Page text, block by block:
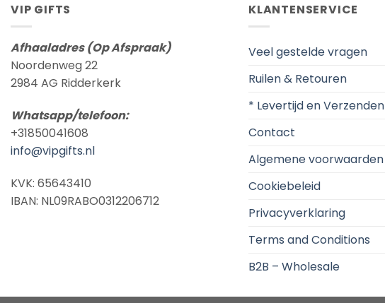
VIP GIFTS
Afhaaladres (Op Afspraak)
Noordenweg 22
2984 AG Ridderkerk
Whatsapp/telefoon:
+31850041608
info@vipgifts.nl
KVK: 65643410
IBAN: NL09RABO0312206712
KLANTENSERVICE
Veel gestelde vragen
Ruilen & Retouren
* Levertijd en Verzenden
Contact
Algemene voorwaarden
Cookiebeleid
Privacyverklaring
Terms and Conditions
B2B – Wholesale